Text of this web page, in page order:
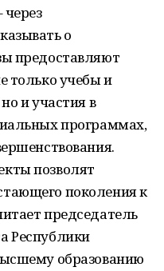
через
о
предоставляют
только учебы и
и участия в
программах,
позволят
поколения к
председатель
Республики
образованию